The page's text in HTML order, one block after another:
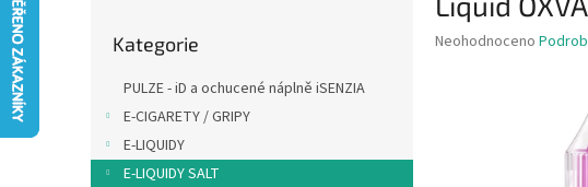
kategorie
Kategorie
PULZE - iD a ochucené náplně iSENZIA
E-CIGARETY / GRIPY
E-LIQUIDY
E-LIQUIDY SALT
Průměrné
Neohodnoceno